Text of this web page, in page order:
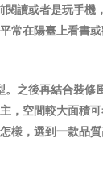
讀或者是玩
在陽臺上看書
之後再結合裝
空間較大面
，選到一款